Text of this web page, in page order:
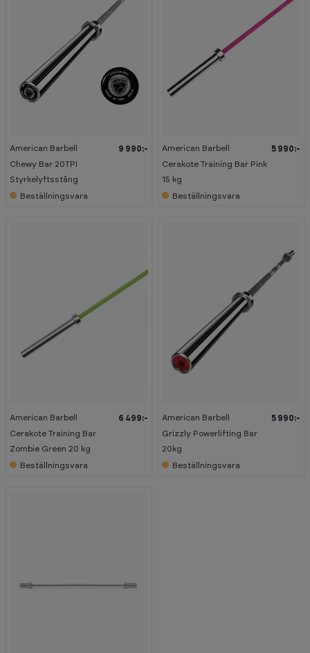
American Barbell
Chewy Bar 20TPI
Styrkelyftsstång
9 990:-
Beställningsvara
American Barbell
Cerakote Training Bar Pink
15 kg
5 990:-
Beställningsvara
American Barbell
Cerakote Training Bar
Zombie Green 20 kg
6 499:-
Beställningsvara
American Barbell
Grizzly Powerlifting Bar
20kg
5 990:-
Beställningsvara